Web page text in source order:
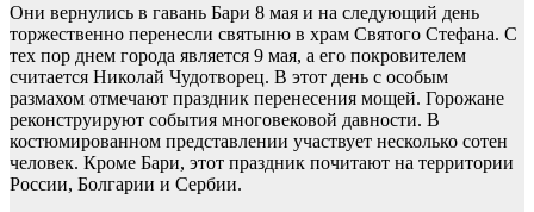
Они вернулись в гавань Бари 8 мая и на следующий день
торжественно перенесли святыню в храм Святого Стефана. С
тех пор днем города является 9 мая, а его покровителем
считается Николай Чудотворец. В этот день с особым
размахом отмечают праздник перенесения мощей. Горожане
реконструируют события многовековой давности. В
костюмированном представлении участвует несколько сотен
человек. Кроме Бари, этот праздник почитают на территории
России, Болгарии и Сербии.